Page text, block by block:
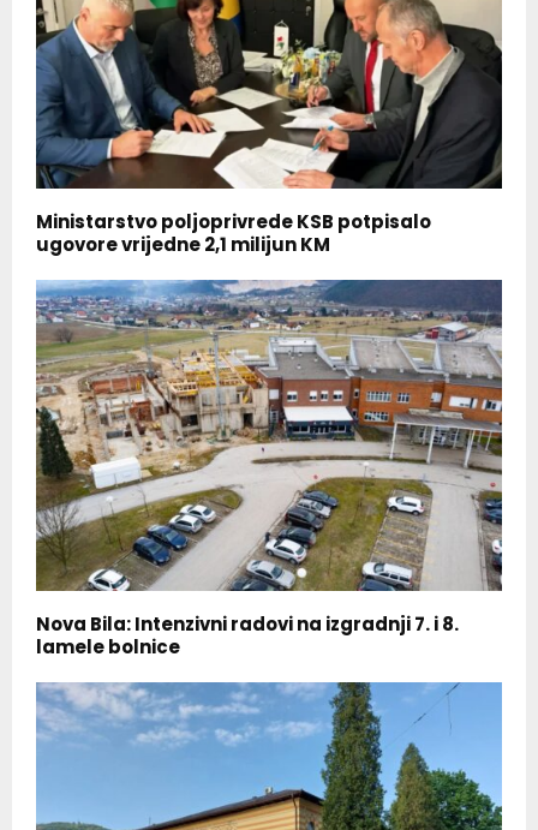
Ministarstvo poljoprivrede KSB potpisalo
ugovore vrijedne 2,1 milijun KM
Nova Bila: Intenzivni radovi na izgradnji 7. i 8.
lamele bolnice